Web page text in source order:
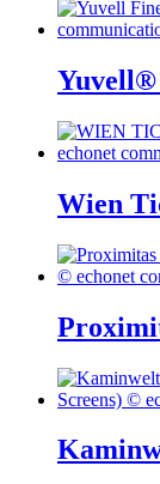
Yuvell®
Wien